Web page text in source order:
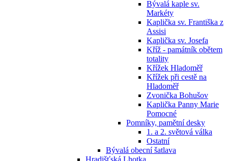
Bývalá kaple sv.
Markéty
Kaplička sv. Františka z
Assisi
Kaplička sv. Josefa
Kříž - památník obětem
totality
Křížek Hladoměř
Křížek při cestě na
Hladoměř
Zvonička Bohušov
Kaplička Panny Marie
Pomocné
Pomníky, pamětní desky
1. a 2. světová válka
Ostatní
Bývalá obecní šatlava
Hradišťská Lhotka